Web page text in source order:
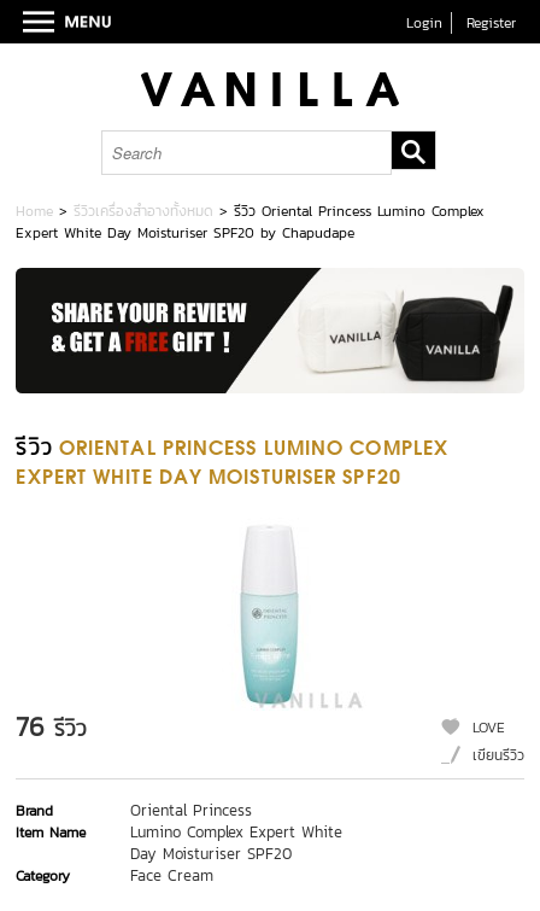
Login Register
Home >รีวิวเครื่องสำอางทั้งหมด >รีวิว Oriental Princess Lumino Complex
Expert White Day Moisturiser SPF20 by Chapudape
รีวิว ORIENTAL PRINCESS LUMINO COMPLEX
EXPERT WHITE DAY MOISTURISER SPF20
76 รีวิว
LOVE
เขียนรีวิว
Brand Oriental Princess
Item Name
Lumino Complex Expert White
Day Moisturiser SPF20
Category Face Cream